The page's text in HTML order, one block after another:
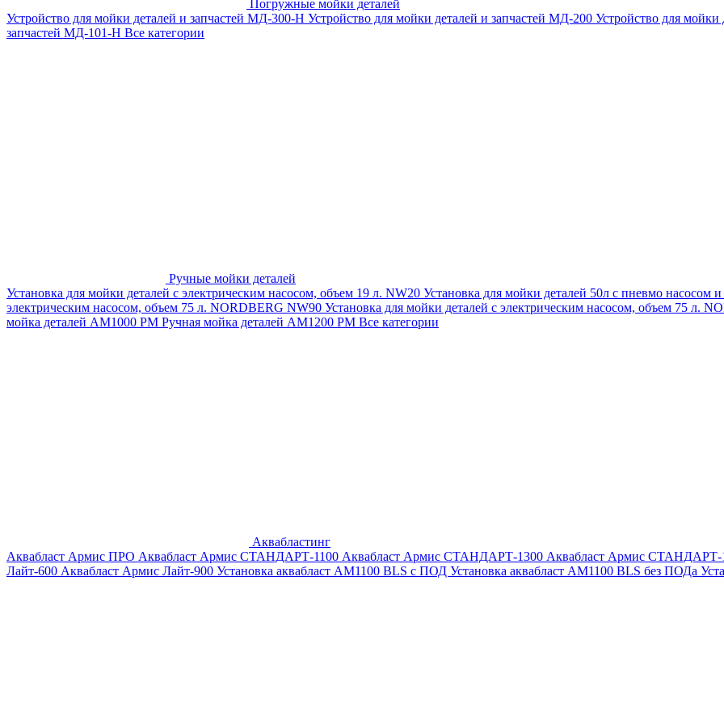
Погружные мойки деталей
Устройство для мойки деталей и запчастей МД-300-H Устройство для мойки деталей и запчастей МД-200 Устройство для
запчастей МД-101-Н Все категории
Ручные мойки деталей
Установка для мойки деталей с электрическим насосом, объем 19 л. NW20 Установка для мойки деталей 50л с пневмо насосом
электрическим насосом, объем 75 л. NORDBERG NW90 Установка для мойки деталей с электрическим насосом, объем 75 л.
мойка деталей АМ1000 РМ Ручная мойка деталей АМ1200 РМ Все категории
Аквабластинг
Аквабласт Армис ПРО Аквабласт Армис СТАНДАРТ-1100 Аквабласт Армис СТАНДАРТ-1300 Аквабласт Армис СТАНДАРТ-
Лайт-600 Аквабласт Армис Лайт-900 Установка аквабласт AM1100 BLS с ПОД Установка аквабласт AM1100 BLS без ПОДа